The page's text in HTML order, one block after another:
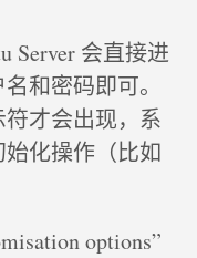
Server 会直接进
和密码即可。
才会出现，系
化操作（比如
options”